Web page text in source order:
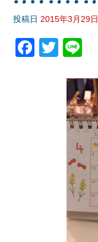
投稿日 2015年3月29日
F
T
tt
er
e